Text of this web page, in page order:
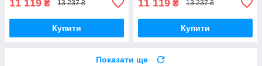
11 119 ₴ 13 237 ₴
Купити
11 119 ₴ 13 237 ₴
Купити
Показати ще